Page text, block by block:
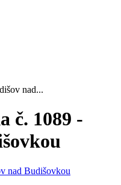
nad...
č. 1089 -